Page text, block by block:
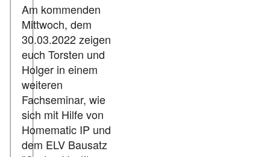
Am kommenden
Mittwoch, dem
30.03.2022 zeigen
euch Torsten und
Holger in einem
weiteren
Fachseminar, wie
sich mit Hilfe von
Homematic IP und
dem ELV Bausatz